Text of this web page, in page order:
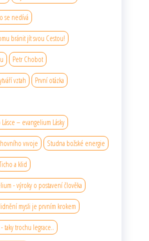
se nedívá
bránit jít svou Cestou!
Petr Chobot
vztah První otázka
– evangelium Lásky
vıvoje Studna božské energie
a klid
- výroky o postavení člověka
mysli je prvním krokem
taky trochu legrace..